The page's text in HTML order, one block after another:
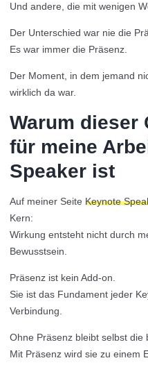
Und andere, die mit wenigen
Der Unterschied war nie die
Es war immer die Präsenz.
Der Moment, in dem jemand
wirklich da war.
Warum dieser
für meine
Speaker ist
Auf meiner Seite Keynote
Kern:
Wirkung entsteht nicht durch
Bewusstsein.
Präsenz ist kein Add-on.
Sie ist das Fundament jeder
Verbindung.
Ohne Präsenz bleibt selbst die
Mit Präsenz wird sie zu einem